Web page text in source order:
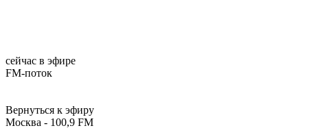
сейчас в эфире
FM-поток
Вернуться к эфиру
Москва - 100,9 FM